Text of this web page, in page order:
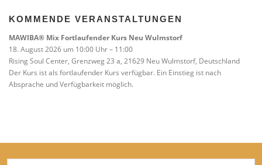
KOMMENDE VERANSTALTUNGEN
MAWIBA® Mix Fortlaufender Kurs Neu Wulmstorf
18. August 2026 um 10:00 Uhr – 11:00
Rising Soul Center, Grenzweg 23 a, 21629 Neu Wulmstorf, Deutschland
Der Kurs ist als fortlaufender Kurs verfügbar. Ein Einstieg ist nach
Absprache und Verfügbarkeit möglich.